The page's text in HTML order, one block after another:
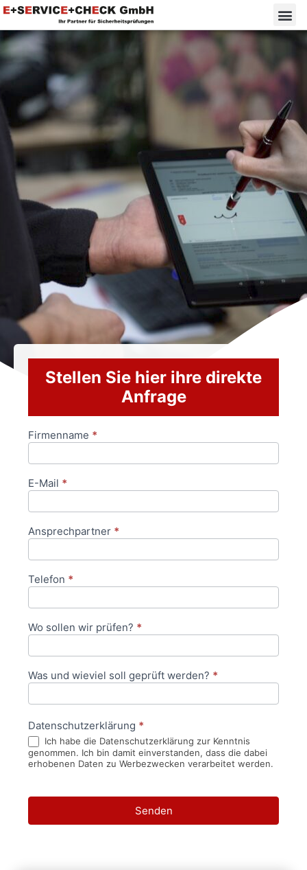
Stellen Sie hier ihre direkte
Anfrage
Anfrageformular
Firmenname *
E-Mail *
Ansprechpartner *
Telefon *
Wo sollen wir prüfen? *
Was und wieviel soll geprüft werden? *
Datenschutzerklärung *
Ich habe die Datenschutzerklärung zur Kenntnis
genommen. Ich bin damit einverstanden, dass die dabei
erhobenen Daten zu Werbezwecken verarbeitet werden.
Senden